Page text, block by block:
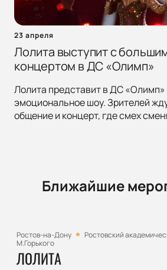
23 апреля
Лолита выступит с
концертом в ДС «Олимп»
Лолита представит в ДС «Олимп»
эмоциональное шоу. Зрителей
общение и концерт, где смех
Ближайшие
Ростов-на-Дону
Ростовский
М.Горького
ЛОЛИТА